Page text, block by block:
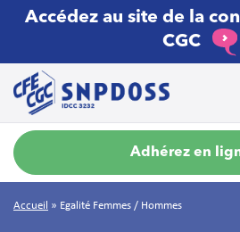
Accédez au site de la
CGC
Adhérez en
Accueil » Egalité Femmes / Hommes